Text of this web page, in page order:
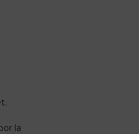
la